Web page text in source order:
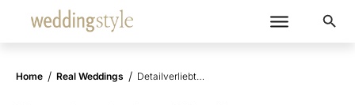
Home / Real Weddings / Detailverliebte Hochzeit mit Boho-Vibes in modernem Hotel